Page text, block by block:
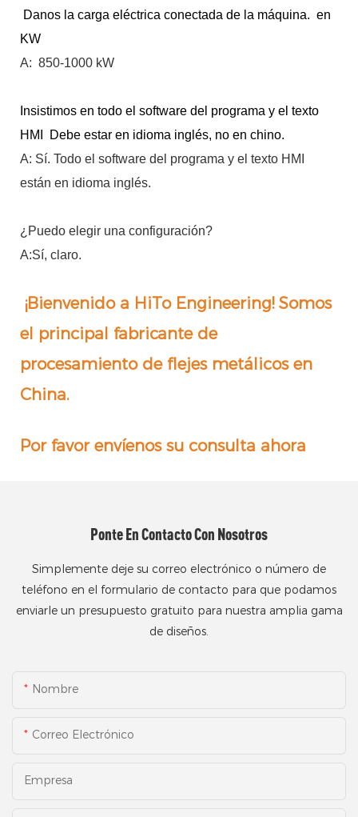
Danos la carga eléctrica conectada de la máquina. en
KW
A: 850-1000 kW
Insistimos en todo el software del programa y el texto
HMI Debe estar en idioma inglés, no en chino.
A: Sí. Todo el software del programa y el texto HMI
están en idioma inglés.
¿Puedo elegir una configuración?
A:Sí, claro.
¡Bienvenido a HiTo Engineering! Somos
el principal fabricante de
procesamiento de flejes metálicos en
China.
Por favor envíenos su consulta ahora
Ponte En Contacto Con Nosotros
Simplemente deje su correo electrónico o número de
teléfono en el formulario de contacto para que podamos
enviarle un presupuesto gratuito para nuestra amplia gama
de diseños.
Nombre
Correo Electrónico
Empresa